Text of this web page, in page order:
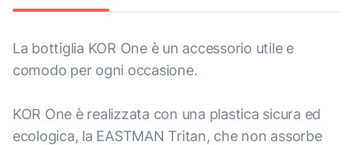
La bottiglia KOR One è un accessorio utile e
comodo per ogni occasione.
KOR One è realizzata con una plastica sicura ed
ecologica, la EASTMAN Tritan, che non assorbe